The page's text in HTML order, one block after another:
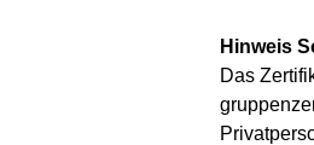
Hinweis
Das